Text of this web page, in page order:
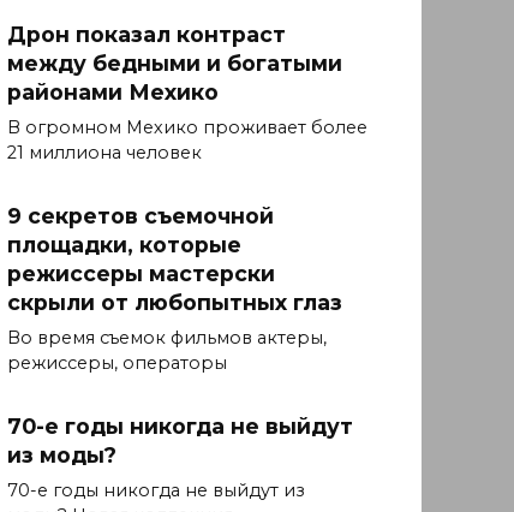
Дрон показал контраст
между бедными и богатыми
районами Мехико
В огромном Мехико проживает более
21 миллиона человек
9 секретов съемочной
площадки, которые
режиссеры мастерски
скрыли от любопытных глаз
Во время съемок фильмов актеры,
режиссеры, операторы
70-е годы никогда не выйдут
из моды?
70-е годы никогда не выйдут из